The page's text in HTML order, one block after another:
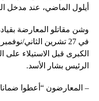
أيلول الماضي، عند مدخل
وشن مقاتلو المعارضة
في 27 تشرين الثاني/
الكبرى قبل الاستيلاء على
الرئيس بشار الأسد.
– المعارضون “أعطوا